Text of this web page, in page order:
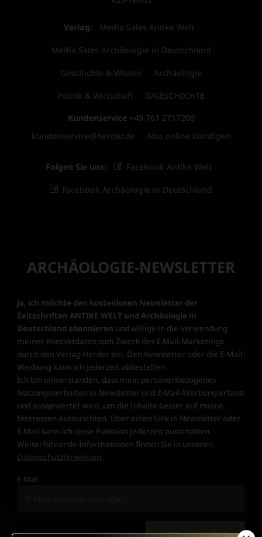
Verlag: Media Sales Antike Welt
Media Sales Archäologie in Deutschland
Geschichte & Wissen Archäologie
Politik & Wirtschaft G/GESCHICHTE
Kundenservice +49 761 2717200
kundenservice@herder.de
Abo online kündigen
Folgen Sie uns: Facebook Antike Welt
Facebook Archäologie in Deutschland
ARCHÄOLOGIE-NEWSLETTER
Ja, ich möchte den kostenlosen Newsletter der
Zeitschriften ANTIKE WELT und Archäologie in
Deutschland abonnieren und willige in die Verwendung
meiner Kontaktdaten zum Zweck des E-Mail-Marketings
durch den Verlag Herder ein. Den Newsletter oder die E-Mail-
Werbung kann ich jederzeit abbestellen.
Ich bin einverstanden, dass mein personenbezogenes
Nutzungsverhalten in Newsletter und E-Mail-Werbung erfasst
und ausgewertet wird, um die Inhalte besser auf meine
Interessen auszurichten. Über einen Link in Newsletter oder
E-Mail kann ich diese Funktion jederzeit ausschalten.
Weiterführende Informationen finden Sie in unseren
Datenschutzhinweisen.
E-Mail
JETZT ANMELDEN